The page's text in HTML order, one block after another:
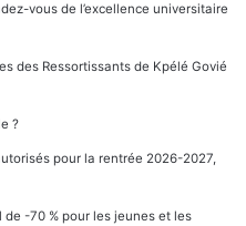
vous de l’excellence universitaire
des Ressortissants de Kpélé Govié
?
pour la rentrée 2026-2027,
de -70 % pour les jeunes et les